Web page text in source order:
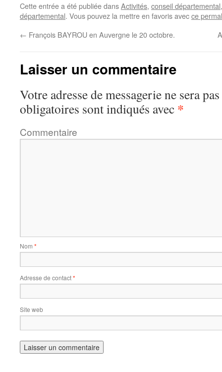
Cette entrée a été publiée dansActivités, conseil départemental
départemental. Vous pouvez la mettre en favoris avecce
← François BAYROU en Auvergne le 20 octobre.
Laisser un commentaire
Votre adresse de messagerie ne sera
obligatoires sont indiqués avec *
Commentaire
Nom *
Adresse de contact*
Site web